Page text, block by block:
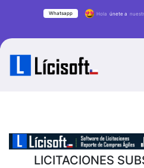
Whatsapp Hola únete a
LICITACIONES